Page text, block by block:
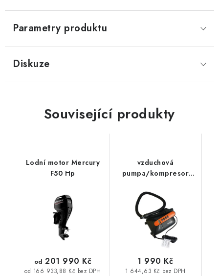
Parametry produktu
Diskuze
Související produkty
Lodní motor Mercury
F50 Hp
od 166 933,88 Kč bez DPH
od 201 990 Kč
vzduchová
pumpa/kompresor
1 644,63 Kč bez DPH
1 990 Kč